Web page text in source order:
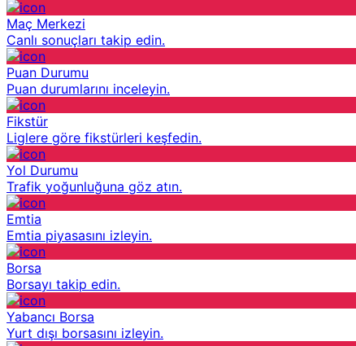
Maç Merkezi
Canlı sonuçları takip edin.
Puan Durumu
Puan durumlarını inceleyin.
Fikstür
Liglere göre fikstürleri keşfedin.
Yol Durumu
Trafik yoğunluğuna göz atın.
Emtia
Emtia piyasasını izleyin.
Borsa
Borsayı takip edin.
Yabancı Borsa
Yurt dışı borsasını izleyin.